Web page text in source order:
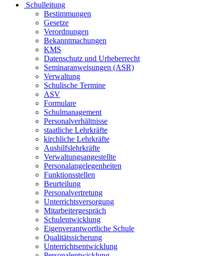
Schulleitung
Bestimmungen
Gesetze
Verordnungen
Bekanntmachungen
KMS
Datenschutz und Urheberrecht
Seminaranweisungen (ASR)
Verwaltung
Schulische Termine
ASV
Formulare
Schulmanagement
Personalverhältnisse
staatliche Lehrkräfte
kirchliche Lehrkräfte
Aushilfslehrkräfte
Verwaltungsangestellte
Personalangelegenheiten
Funktionsstellen
Beurteilung
Personalvertretung
Unterrichtsversorgung
Mitarbeitergespräch
Schulentwicklung
Eigenverantwortliche Schule
Qualitätssicherung
Unterrichtsentwicklung